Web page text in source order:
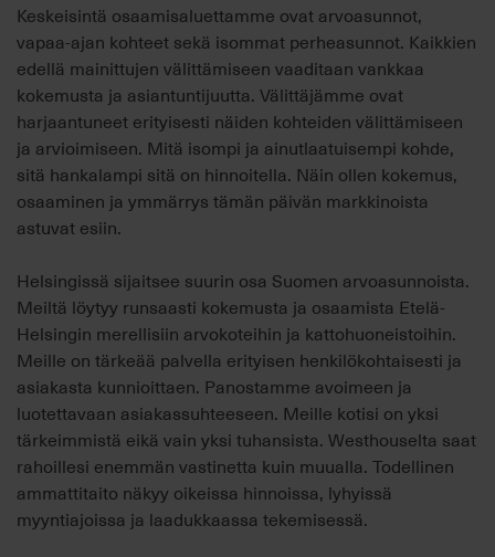
Keskeisintä osaamisaluettamme ovat arvoasunnot,
vapaa-ajan kohteet sekä isommat perheasunnot. Kaikkien
edellä mainittujen välittämiseen vaaditaan vankkaa
kokemusta ja asiantuntijuutta. Välittäjämme ovat
harjaantuneet erityisesti näiden kohteiden välittämiseen
ja arvioimiseen. Mitä isompi ja ainutlaatuisempi kohde,
sitä hankalampi sitä on hinnoitella. Näin ollen kokemus,
osaaminen ja ymmärrys tämän päivän markkinoista
astuvat esiin.
Helsingissä sijaitsee suurin osa Suomen arvoasunnoista.
Meiltä löytyy runsaasti kokemusta ja osaamista Etelä-
Helsingin merellisiin arvokoteihin ja kattohuoneistoihin.
Meille on tärkeää palvella erityisen henkilökohtaisesti ja
asiakasta kunnioittaen. Panostamme avoimeen ja
luotettavaan asiakassuhteeseen. Meille kotisi on yksi
tärkeimmistä eikä vain yksi tuhansista. Westhouselta saat
rahoillesi enemmän vastinetta kuin muualla. Todellinen
ammattitaito näkyy oikeissa hinnoissa, lyhyissä
myyntiajoissa ja laadukkaassa tekemisessä.